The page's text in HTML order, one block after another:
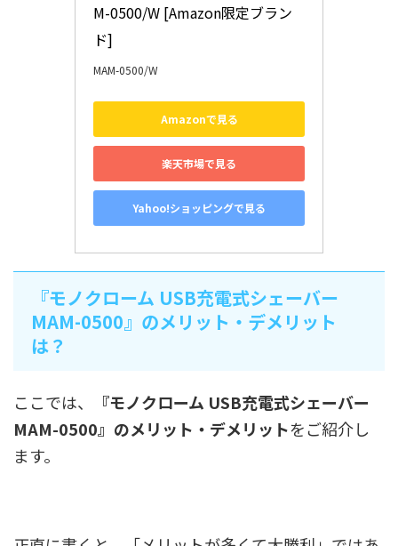
M-0500/W [Amazon限定ブラン
ド]
MAM-0500/W
Amazonで見る
楽天市場で見る
Yahoo!ショッピングで見る
『モノクローム USB充電式シェーバー
MAM-0500』のメリット・デメリット
は？
ここでは、
『モノクローム USB充電式シェーバー
MAM-0500』のメリット・デメリットをご紹介し
ます。